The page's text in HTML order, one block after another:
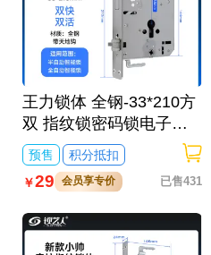
王力锁体 全钢-33*210方
双 指纹锁密码锁电子锁
防盗门锁体-有钩 半开叉
通芯双活双快不锈钢
预售
积分抵扣
￥29 会员享专价 已售431